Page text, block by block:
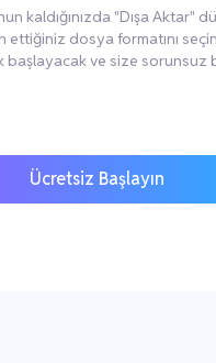
kaldığınızda "Dışa Aktar"
ettiğiniz dosya formatını
başlayacak ve size sorunsuz
Ücretsiz Başlayın